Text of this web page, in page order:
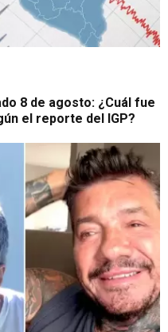
8 de agosto: ¿Cuál fue
el reporte del IGP?